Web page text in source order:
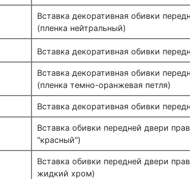
Вставка декоративная обивки
(пленка нейтральный)
Вставка декоративная обивки
Вставка декоративная обивки
(пленка темно-оранжевая петля)
Вставка декоративная обивки
Вставка обивки передней двери
"красный")
Вставка обивки передней двери
жидкий хром)